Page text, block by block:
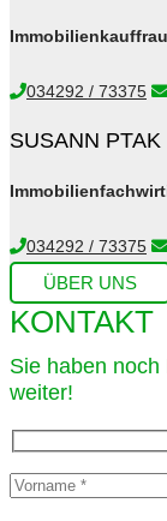
Immobilienkauffrau
034292 / 73375
SUSANN PTAK
034292 / 73375
ÜBER UNS
KONTAKT
Sie haben
weiter!​